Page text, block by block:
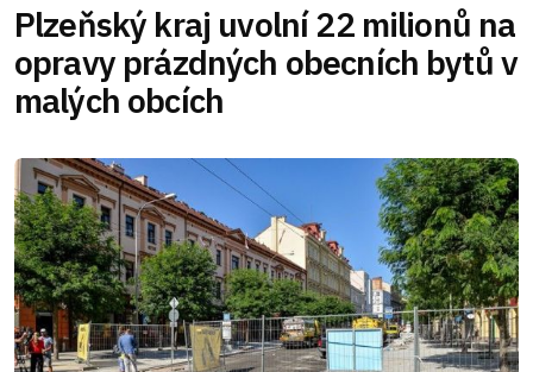
Plzeňský kraj uvolní 22 milionů na
opravy prázdných obecních bytů v
malých obcích